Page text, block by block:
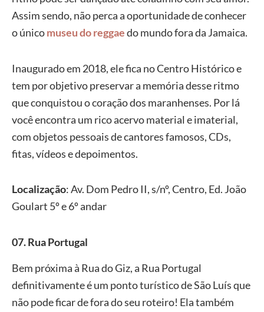
Assim sendo, não perca a oportunidade de conhecer
o únicomuseu do reggaedo mundo fora da Jamaica.
Inaugurado em 2018, ele fica no Centro Histórico e
tem por objetivo preservar a memória desse ritmo
que conquistou o coração dos maranhenses. Por lá
você encontra um rico acervo material e imaterial,
com objetos pessoais de cantores famosos, CDs,
fitas, vídeos e depoimentos.
Localização: Av. Dom Pedro II, s/nº, Centro, Ed. João
Goulart 5º e 6º andar
07. Rua Portugal
Bem próxima à Rua do Giz, a Rua Portugal
definitivamente é um ponto turístico de São Luís que
não pode ficar de fora do seu roteiro! Ela também